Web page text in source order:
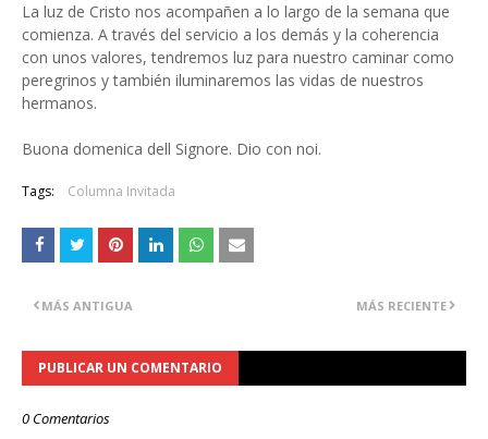
La luz de Cristo nos acompañen a lo largo de la semana que
comienza. A través del servicio a los demás y la coherencia
con unos valores, tendremos luz para nuestro caminar como
peregrinos y también iluminaremos las vidas de nuestros
hermanos.
Buona domenica dell Signore. Dio con noi.
Tags: Columna Invitada
MÁS RECIENTE
MÁS ANTIGUA
PUBLICAR UN COMENTARIO
0 Comentarios